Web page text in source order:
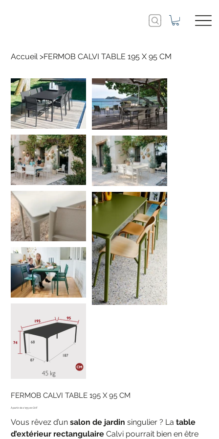
Accueil >FERMOB CALVI TABLE 195 X 95 CM
FERMOB CALVI TABLE 195 X 95 CM
Prix 2'155.00 CHF
Vous rêvez d’unsalon de jardin singulier ? Latable
d’extérieur rectangulaire Calvi pourrait bien en être